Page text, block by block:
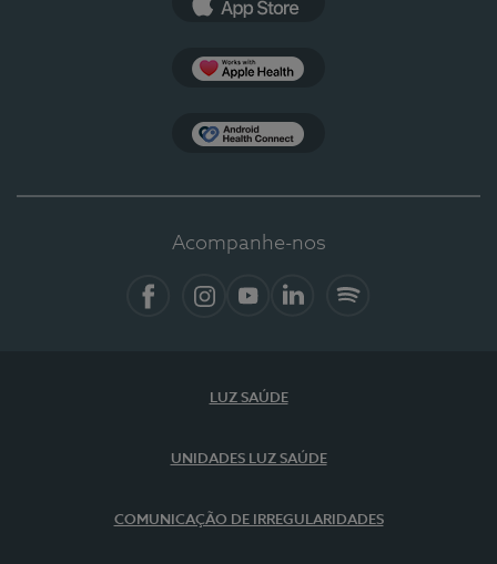
Acompanhe-nos
LUZ SAÚDE
UNIDADES LUZ SAÚDE
COMUNICAÇÃO DE IRREGULARIDADES